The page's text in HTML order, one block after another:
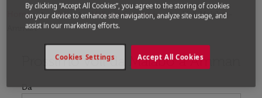
Home Voli Voli per Giordania
Voli Malabo -
Amman
Prossimo voli da Malabo a Amman
Da
Prova ad aggiornare il tuo percorso (origine e/o
By clicking “Accept All Cookies”, you agree to the storing of cookies
on your device to enhance site navigation, analyze site usage, and
assist in our marketing efforts.
Accept All Cookies
Cookies Settings